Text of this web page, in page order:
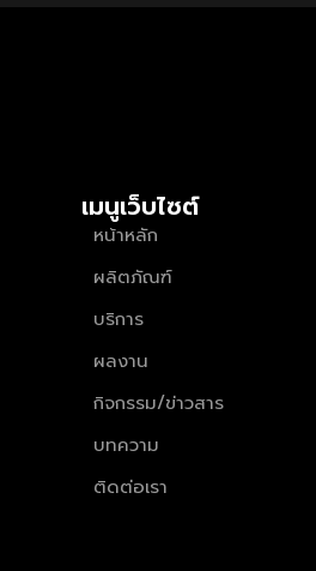
เมนูเว็บไซต์
หน้าหลัก
ผลิตภัณฑ์
บริการ
ผลงาน
กิจกรรม/ข่าวสาร
บทความ
ติดต่อเรา